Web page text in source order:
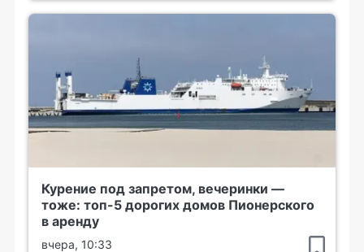
Курение под запретом, вечеринки —
тоже: топ-5 дорогих домов Пионерского
в аренду
вчера, 10:33